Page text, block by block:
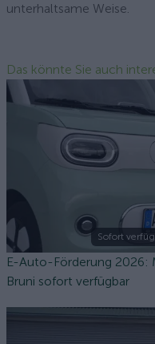
unterhaltsame Weise.
Das könnte Sie auch
Sofort
E-Auto-Förderung 2026:
Bruni sofort verfügbar